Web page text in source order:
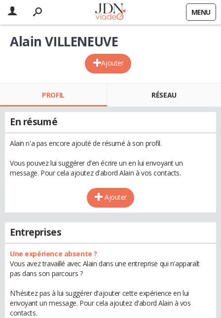
MENU
Ajouter
Alain VILLENEUVE
PROFIL RÉSEAU
En résumé
Alain n'a pas encore ajouté de résumé à son profil.
Vous pouvez lui suggérer d'en écrire un en lui envoyant un
message. Pour cela ajoutez d'abord Alain à vos contacts.
Ajouter
Entreprises
Une expérience absente ?
Vous avez travaillé avec Alain dans une entreprise qui n'apparaît
pas dans son parcours ?
N'hésitez pas à lui suggérer d'ajouter cette expérience en lui
envoyant un message. Pour cela ajoutez d'abord Alain à vos
contacts.